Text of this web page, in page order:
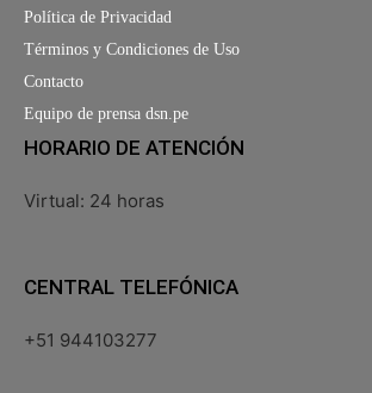
Política de Privacidad
Términos y Condiciones de Uso
Contacto
Equipo de prensa dsn.pe
HORARIO DE ATENCIÓN
Virtual: 24 horas
CENTRAL TELEFÓNICA
+51 944103277